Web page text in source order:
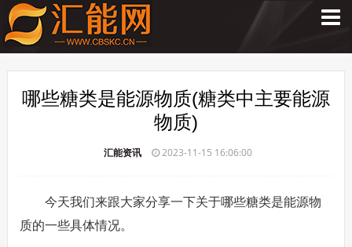
哪些糖类是能源物质(糖类中主要能源
物质)
汇能资讯 2023-11-15 16:06:00
今天我们来跟大家分享一下关于哪些糖类是能源物
质的一些具体情况。